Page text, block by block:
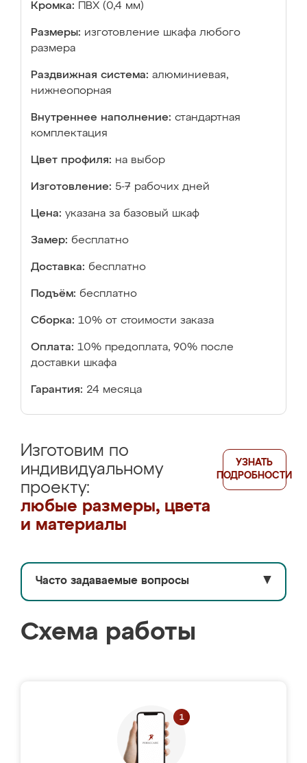
Кромка: ПВХ (0,4 мм)
Размеры: изготовление шкафа любого
размера
Раздвижная система: алюминиевая,
нижнеопорная
Внутреннее наполнение: стандартная
комплектация
Цвет профиля: на выбор
Изготовление: 5-7 рабочих дней
Цена: указана за базовый шкаф
Замер: бесплатно
Доставка: бесплатно
Подъём: бесплатно
Сборка: 10% от стоимости заказа
Оплата: 10% предоплата, 90% после
доставки шкафа
Гарантия: 24 месяца
Изготовим по
индивидуальному
проекту:
любые размеры, цвета
и материалы
УЗНАТЬ
ПОДРОБНОСТИ
Часто задаваемые вопросы ▼
Схема работы